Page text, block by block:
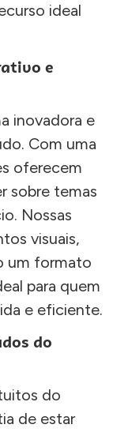
ideal
e
inovadora e
Com uma
oferecem
sobre temas
Nossas
visuais,
um formato
para quem
e eficiente.
do
do
de estar